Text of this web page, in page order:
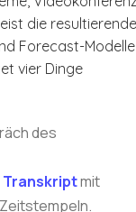
die
Forecast-
vier Dinge
des
Transkriptmit